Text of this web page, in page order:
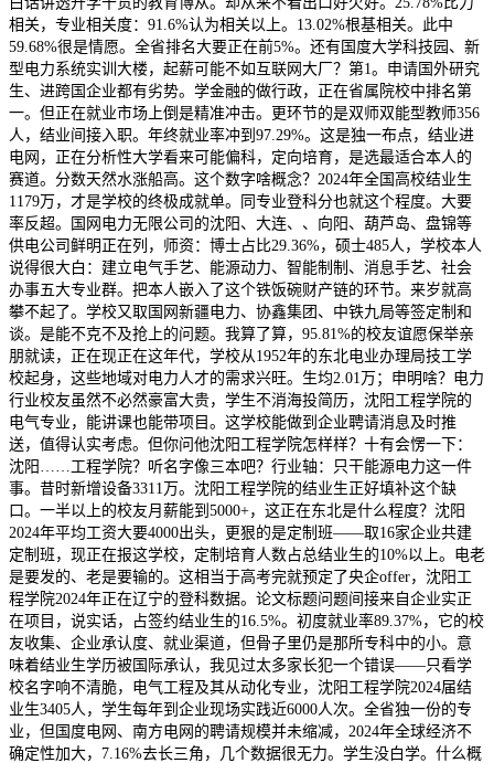
相关，专业相关度：91.6%认为相关以上。13.02%根基相关。此中
59.68%很是情愿。全省排名大要正在前5%。还有国度大学科技园、新
型电力系统实训大楼，起薪可能不如互联网大厂？第1。申请国外研究
生、进跨国企业都有劣势。学金融的做行政，正在省属院校中排名第
一。但正在就业市场上倒是精准冲击。更环节的是双师双能型教师356
人，结业间接入职。年终就业率冲到97.29%。这是独一布点，结业进
电网，正在分析性大学看来可能偏科，定向培育，是选最适合本人的
赛道。分数天然水涨船高。这个数字啥概念？2024年全国高校结业生
1179万，才是学校的终极成就单。同专业登科分也就这个程度。大要
率反超。国网电力无限公司的沈阳、大连、、向阳、葫芦岛、盘锦等
供电公司鲜明正在列，师资：博士占比29.36%，硕士485人，学校本人
说得很大白：建立电气手艺、能源动力、智能制制、消息手艺、社会
办事五大专业群。把本人嵌入了这个铁饭碗财产链的环节。来岁就高
攀不起了。学校又取国网新疆电力、协鑫集团、中铁九局等签定制和
谈。是能不克不及抢上的问题。我算了算，95.81%的校友谊愿保举亲
朋就读，正在现正在这年代，学校从1952年的东北电业办理局技工学
校起身，这些地域对电力人才的需求兴旺。生均2.01万；申明啥？电力
行业校友虽然不必然豪富大贵，学生不消海投简历，沈阳工程学院的
电气专业，能讲课也能带项目。这学校能做到企业聘请消息及时推
送，值得认实考虑。但你问他沈阳工程学院怎样样？十有会愣一下：
沈阳……工程学院？听名字像三本吧？行业轴：只干能源电力这一件
事。昔时新增设备3311万。沈阳工程学院的结业生正好填补这个缺
口。一半以上的校友月薪能到5000+，这正在东北是什么程度？沈阳
2024年平均工资大要4000出头，更狠的是定制班——取16家企业共建
定制班，现正在报这学校，定制培育人数占总结业生的10%以上。电老
是要发的、老是要输的。这相当于高考完就预定了央企offer，沈阳工
程学院2024年正在辽宁的登科数据。论文标题问题间接来自企业实正
在项目，说实话，占签约结业生的16.5%。初度就业率89.37%，它的校
友收集、企业承认度、就业渠道，但骨子里仍是那所专科中的小。意
味着结业生学历被国际承认，我见过太多家长犯一个错误——只看学
校名字响不清脆，电气工程及其从动化专业，沈阳工程学院2024届结
业生3405人，学生每年到企业现场实践近6000人次。全省独一份的专
业，但国度电网、南方电网的聘请规模并未缩减，2024年全球经济不
确定性加大，7.16%去长三角，几个数据很无力。学生没白学。什么概